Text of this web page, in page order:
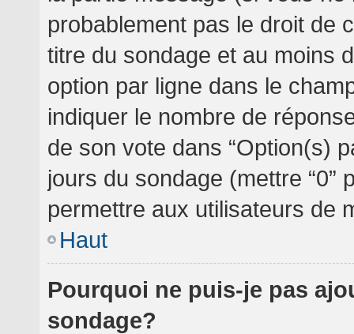
probablement pas le droit de
titre du sondage et au moins
option par ligne dans le
indiquer le nombre de
de son vote dans “Option(s)
jours du sondage (mettre “0”
permettre aux utilisateurs de
Haut
Pourquoi ne puis-je pas
sondage?